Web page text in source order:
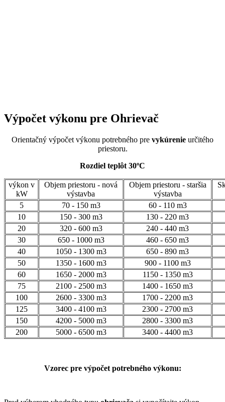
Výpočet výkonu pre Ohrievač
Orientačný výpočet výkonu potrebného pre vykúrenie určitého
priestoru.
Rozdiel teplôt 30ºC
výkon v
kW
Objem priestoru - nová
výstavba
Objem priestoru - staršia
výstavba
5 70 - 150 m3
60 - 110 m3
10
150 - 300 m3
130 - 220 m3
20
320 - 600 m3
240 - 440 m3
30
650 - 1000 m3
460 - 650 m3
40
1050 - 1300 m3
650 - 890 m3
50
1350 - 1600 m3
900 - 1100 m3
60
1650 - 2000 m3
1150 - 1350 m3
75
2100 - 2500 m3
1400 - 1650 m3
100
2600 - 3300 m3
1700 - 2200 m3
125
3400 - 4100 m3
2300 - 2700 m3
150
4200 - 5000 m3
2800 - 3300 m3
200
5000 - 6500 m3 3400 - 4400 m3
Vzorec pre výpočet potrebného výkonu: